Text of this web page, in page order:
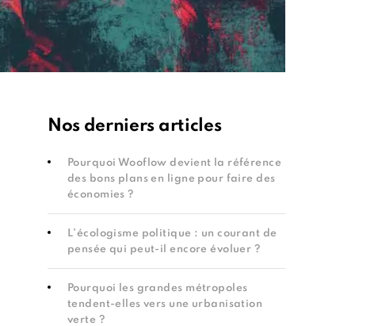
Nos derniers articles
Pourquoi Wooflow devient la référence
des bons plans en ligne pour faire des
économies ?
L’écologisme politique : un courant de
pensée qui peut-il encore évoluer ?
Pourquoi les grandes métropoles
tendent-elles vers une urbanisation
verte ?